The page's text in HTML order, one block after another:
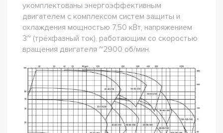
укомплектованы энергоэффективным
двигателем с комплексом систем защиты и
охлаждения мощностью 7,50 кВт, напряжением
3~ (трёхфазный ток), работающим со скоростью
вращения двигателя ~2900 об/мин.